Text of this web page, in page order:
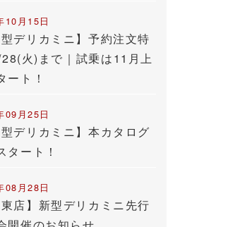
10月15日
型デリカミニ】予約注文特
火)まで｜試乗は11月上
ート！
09月25日
型デリカミニ】本カタログ
タート！
08月28日
東店】新型デリカミニ先行